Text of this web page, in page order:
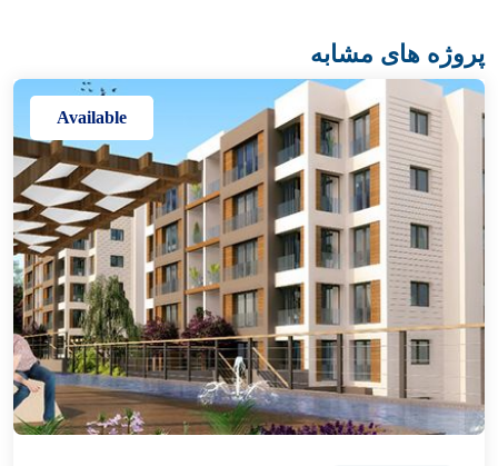
پروژه های مشابه
Available